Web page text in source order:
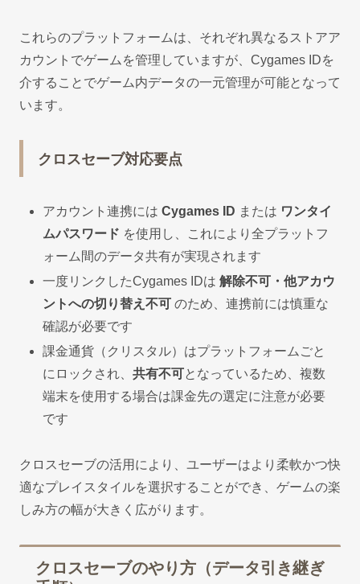
これらのプラットフォームは、それぞれ異なるストアア
カウントでゲームを管理していますが、Cygames IDを
介することでゲーム内データの一元管理が可能となって
います。
クロスセーブ対応要点
アカウント連携にはCygames ID または ワンタイ
ムパスワード を使用し、これにより全プラットフ
ォーム間のデータ共有が実現されます
一度リンクしたCygames IDは解除不可・他アカウ
ントへの切り替え不可 のため、連携前には慎重な
確認が必要です
課金通貨（クリスタル）はプラットフォームごと
にロックされ、共有不可となっているため、複数
端末を使用する場合は課金先の選定に注意が必要
です
クロスセーブの活用により、ユーザーはより柔軟かつ快
適なプレイスタイルを選択することができ、ゲームの楽
しみ方の幅が大きく広がります。
クロスセーブのやり方（データ引き継ぎ